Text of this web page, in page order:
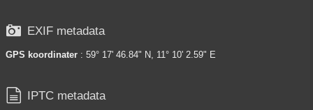
 EXIF metadata
GPS koordinater : 59° 17' 46.84" N, 11° 10' 2.59" E
 IPTC metadata